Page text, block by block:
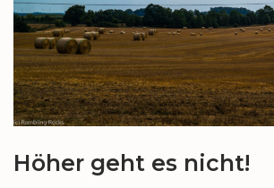
Höher geht es nicht!